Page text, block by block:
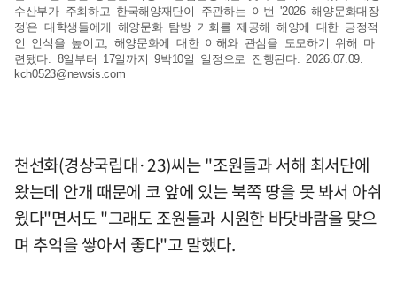
수산부가 주최하고 한국해양재단이 주관하는 이번 '2026 해양문화대장
정'은 대학생들에게 해양문화 탐방 기회를 제공해 해양에 대한 긍정적
인 인식을 높이고, 해양문화에 대한 이해와 관심을 도모하기 위해 마
련됐다. 8일부터 17일까지 9박10일 일정으로 진행된다. 2026.07.09.
kch0523@newsis.com
천선화(경상국립대·23)씨는 "조원들과 서해 최서단에
왔는데 안개 때문에 코 앞에 있는 북쪽 땅을 못 봐서 아쉬
웠다"면서도 "그래도 조원들과 시원한 바닷바람을 맞으
며 추억을 쌓아서 좋다"고 말했다.